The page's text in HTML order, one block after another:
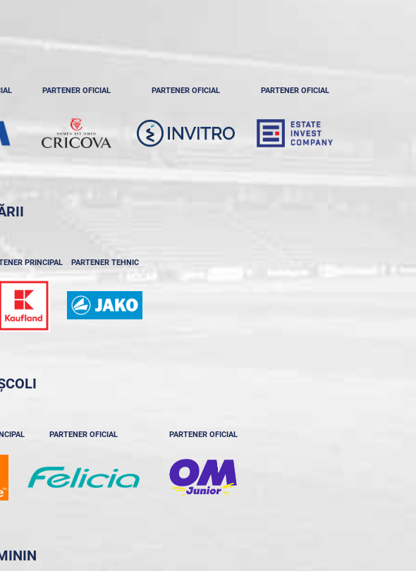
PARTENER OFICIAL PARTENER OFICIAL PARTENER OFICIAL
PRINCIPAL PARTENER TEHNIC
PARTENER OFICIAL PARTENER OFICIAL